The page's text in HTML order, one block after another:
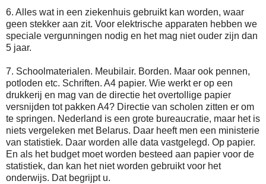
6. Alles wat in een ziekenhuis gebruikt kan worden, waar
geen stekker aan zit. Voor elektrische apparaten hebben we
speciale vergunningen nodig en het mag niet ouder zijn dan
5 jaar.
7. Schoolmaterialen. Meubilair. Borden. Maar ook pennen,
potloden etc. Schriften. A4 papier. Wie werkt er op een
drukkerij en mag van de directie het overtollige papier
versnijden tot pakken A4? Directie van scholen zitten er om
te springen. Nederland is een grote bureaucratie, maar het is
niets vergeleken met Belarus. Daar heeft men een ministerie
van statistiek. Daar worden alle data vastgelegd. Op papier.
En als het budget moet worden besteed aan papier voor de
statistiek, dan kan het niet worden gebruikt voor het
onderwijs. Dat begrijpt u.